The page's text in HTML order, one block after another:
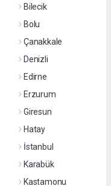
Bilecik
Bolu
Çanakkale
Denizli
Edirne
Erzurum
Giresun
Hatay
İstanbul
Karabük
Kastamonu